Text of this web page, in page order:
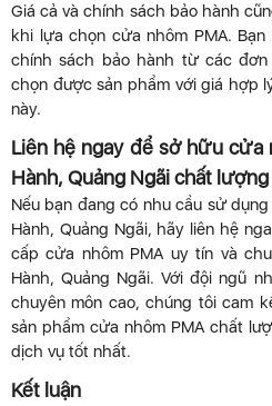
Giá cả và chính sách bảo hành
khi lựa chọn cửa nhôm PMA.
chính sách bảo hành từ các
chọn được sản phẩm với giá hợp
này.
Liên hệ ngay để sở hữu cửa
Hành, Quảng Ngãi chất
Nếu bạn đang có nhu cầu sử
Hành, Quảng Ngãi, hãy liên hệ
cấp cửa nhôm PMA uy tín và
Hành, Quảng Ngãi. Với đội ngũ
chuyên môn cao, chúng tôi cam
sản phẩm cửa nhôm PMA chất
dịch vụ tốt nhất.
Kết luận